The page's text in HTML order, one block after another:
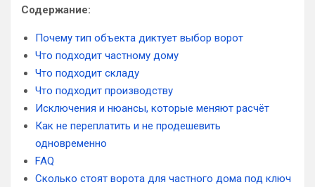
Содержание:
Почему тип объекта диктует выбор ворот
Что подходит частному дому
Что подходит складу
Что подходит производству
Исключения и нюансы, которые меняют расчёт
Как не переплатить и не продешевить
одновременно
FAQ
Сколько стоят ворота для частного дома под ключ